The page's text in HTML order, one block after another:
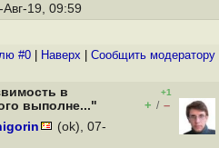
19, 09:59
#0 Наверх Cообщить модератору
в
выполне..."
+1
+ / –
(ok), 07-